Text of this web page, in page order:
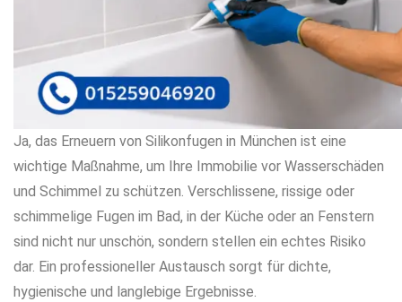
Ja, das Erneuern von Silikonfugen in München ist eine
wichtige Maßnahme, um Ihre Immobilie vor Wasserschäden
und Schimmel zu schützen. Verschlissene, rissige oder
schimmelige Fugen im Bad, in der Küche oder an Fenstern
sind nicht nur unschön, sondern stellen ein echtes Risiko
dar. Ein professioneller Austausch sorgt für dichte,
hygienische und langlebige Ergebnisse.